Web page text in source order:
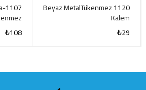
1120 Beyaz MetalTükenmez
Kalem
₺29
Kalem
₺108